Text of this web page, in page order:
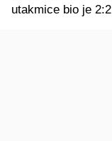
utakmice bio je